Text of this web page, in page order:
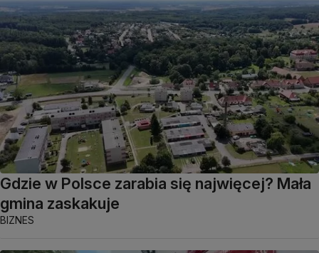
Gdzie w Polsce zarabia się najwięcej? Mała
gmina zaskakuje
BIZNES